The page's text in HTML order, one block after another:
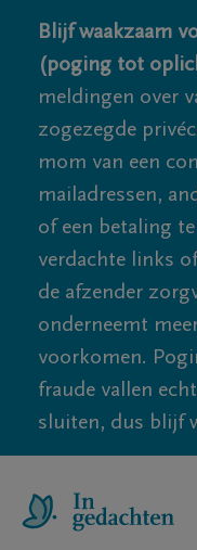
Blijf waakzaam
(poging tot
meldingen over
zogezegde
mom van een
mailadressen,
of een betaling
verdachte links
de afzender
onderneemt
voorkomen.
fraude vallen
sluiten, dus blijf